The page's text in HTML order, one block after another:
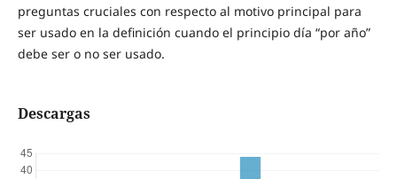
preguntas cruciales con respecto al motivo principal para
ser usado en la definición cuando el principio día “por año”
debe ser o no ser usado.
Descargas